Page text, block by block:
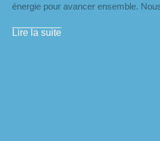
énergie pour avancer ensemble.
Lire la suite